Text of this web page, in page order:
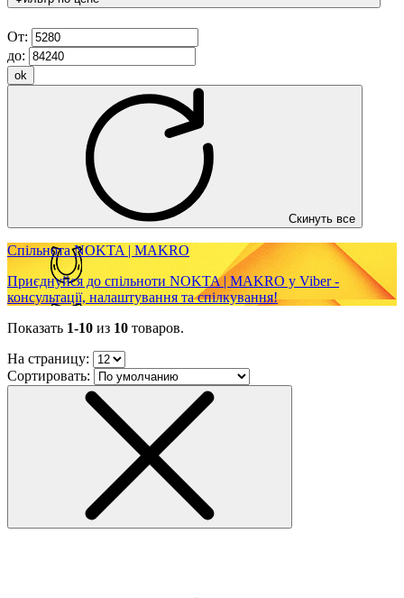
От:
до:
ok
Скинуть все
Спільнота NOKTA | MAKRO
Приєднуйся до спільноти NOKTA | MAKRO у Viber -
консультації, налаштування та спілкування!
Показать 1-10 из 10 товаров.
На страницу:
Сортировать: